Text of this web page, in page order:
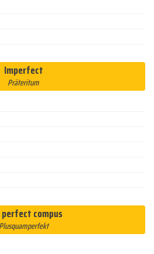
Imperfect
Präteritum
compus
Plusquamperfekt